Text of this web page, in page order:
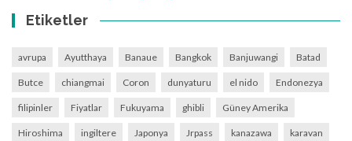
Etiketler
avrupa Ayutthaya Banaue Bangkok Banjuwangi Batad
Butce chiangmai Coron dunyaturu el nido Endonezya
filipinler Fiyatlar Fukuyama ghibli Güney Amerika
Hiroshima ingiltere Japonya Jrpass kanazawa karavan